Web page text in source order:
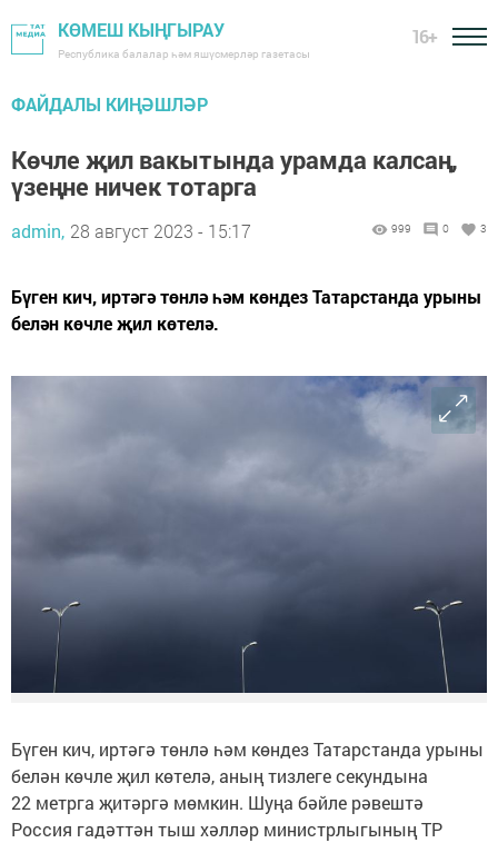
КӨМЕШ КЫҢГЫРАУ
Республика балалар һәм яшүсмерләр газетасы
16+
ФАЙДАЛЫ КИҢӘШЛӘР
Көчле җил вакытында урамда калсаң,
үзеңне ничек тотарга
admin, 28 август 2023 - 15:17 999 0 3
Бүген кич, иртәгә төнлә һәм көндез Татарстанда урыны
белән көчле җил көтелә.
Бүген кич, иртәгә төнлә һәм көндез Татарстанда урыны
белән көчле җил көтелә, аның тизлеге секундына
22 метрга җитәргә мөмкин. Шуңа бәйле рәвештә
Россия гадәттән тыш хәлләр министрлыгының ТР